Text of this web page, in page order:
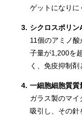
ゲットになりに
3. シクロスポリン
11個のアミノ
子量が1,200を
く、免疫抑制剤
4. 一細胞細胞質質
ガラス製のマ
吸引し、その針